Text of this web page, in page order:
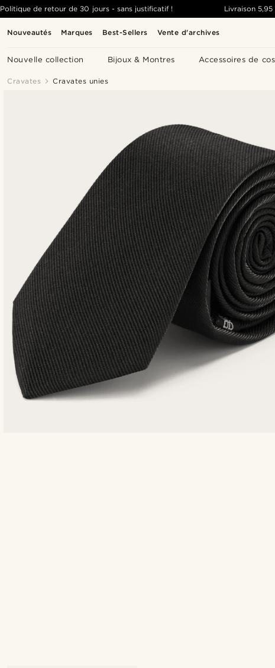
Nouveautés Marques Best-Sellers Vente d'archives
Nouvelle collection Bijoux & Montres Accessoires de
Politique de retour de 30 jours - sans justificatif ! Livraison 5,95
Cravates Cravates unies